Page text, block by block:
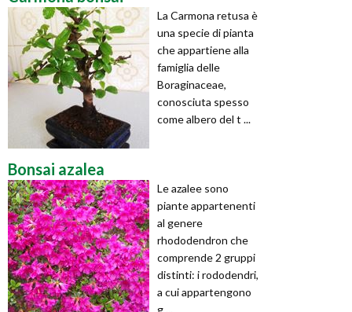
La Carmona retusa è
una specie di pianta
che appartiene alla
famiglia delle
Boraginaceae,
conosciuta spesso
come albero del t ...
Bonsai azalea
Le azalee sono
piante appartenenti
al genere
rhododendron che
comprende 2 gruppi
distinti: i rododendri,
a cui appartengono